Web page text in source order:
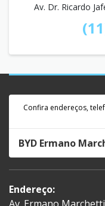
Av. Dr. Ricardo
Confira endereços,
BYD Ermano
Endereço: